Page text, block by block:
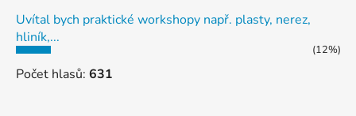
Uvítal bych praktické workshopy např. plasty, nerez,
hliník,...
(12%)
Počet hlasů: 631